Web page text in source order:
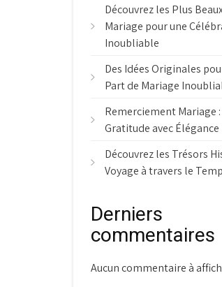
Découvrez les Plus
Mariage pour une
Inoubliable
Des Idées Originales
Part de Mariage
Remerciement Mariage
Gratitude avec Élégance
Découvrez les Trésors
Voyage à travers le
Derniers
commentaires
Aucun commentaire à